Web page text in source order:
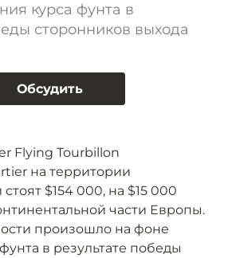
курса фунта в
сторонников выхода
Обсудить
Flying Tourbillon
на территории
$154 000, на $15 000
части Европы.
произошло на фоне
в результате победы